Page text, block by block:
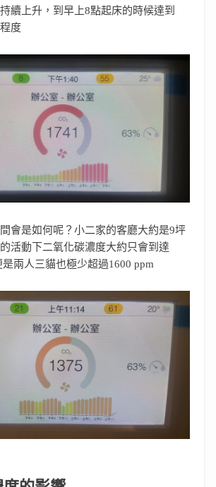
續上升，到早上8點起床的時候達到
度
會是如何呢？小二家的客廳大約是9坪
活動下二氧化碳濃度大約只會到達
是兩人三貓也極少超過1600 ppm